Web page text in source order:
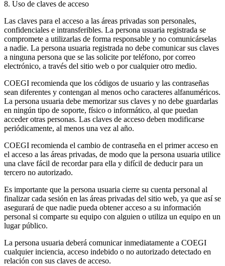
8. Uso de claves de acceso
Las claves para el acceso a las áreas privadas son personales,
confidenciales e intransferibles. La persona usuaria registrada se
compromete a utilizarlas de forma responsable y no comunicárselas
a nadie. La persona usuaria registrada no debe comunicar sus claves
a ninguna persona que se las solicite por teléfono, por correo
electrónico, a través del sitio web o por cualquier otro medio.
COEGI recomienda que los códigos de usuario y las contraseñas
sean diferentes y contengan al menos ocho caracteres alfanuméricos.
La persona usuaria debe memorizar sus claves y no debe guardarlas
en ningún tipo de soporte, físico o informático, al que puedan
acceder otras personas. Las claves de acceso deben modificarse
periódicamente, al menos una vez al año.
COEGI recomienda el cambio de contraseña en el primer acceso en
el acceso a las áreas privadas, de modo que la persona usuaria utilice
una clave fácil de recordar para ella y difícil de deducir para un
tercero no autorizado.
Es importante que la persona usuaria cierre su cuenta personal al
finalizar cada sesión en las áreas privadas del sitio web, ya que así se
asegurará de que nadie pueda obtener acceso a su información
personal si comparte su equipo con alguien o utiliza un equipo en un
lugar público.
La persona usuaria deberá comunicar inmediatamente a COEGI
cualquier inciencia, acceso indebido o no autorizado detectado en
relación con sus claves de acceso.